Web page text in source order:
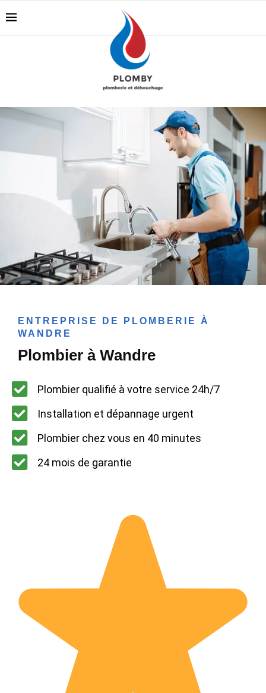
ENTREPRISE DE PLOMBERIE À
WANDRE
Plombier à Wandre
Plombier qualifié à votre service 24h/7
Installation et dépannage urgent
Plombier chez vous en 40 minutes
24 mois de garantie